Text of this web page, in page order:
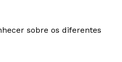
sobre os diferentes